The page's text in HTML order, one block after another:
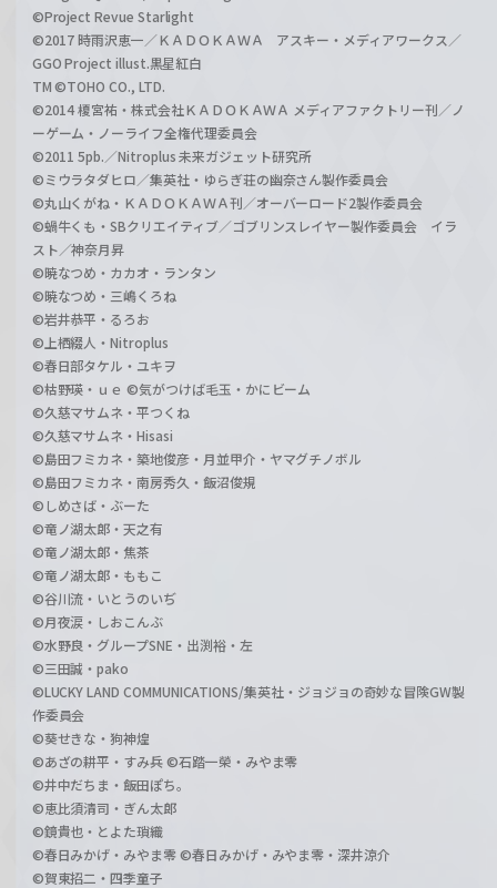
©Project Revue Starlight
©2017 時雨沢恵一／ＫＡＤＯＫＡＷＡ アスキー・メディアワークス／
GGO Project illust.黒星紅白
TM ©TOHO CO., LTD.
©2014 榎宮祐・株式会社ＫＡＤＯＫＡＷＡ メディアファクトリー刊／ノ
ーゲーム・ノーライフ全権代理委員会
©2011 5pb.／Nitroplus 未来ガジェット研究所
©ミウラタダヒロ／集英社・ゆらぎ荘の幽奈さん製作委員会
©丸山くがね・ＫＡＤＯＫＡＷＡ刊／オーバーロード2製作委員会
©蝸牛くも・SBクリエイティブ／ゴブリンスレイヤー製作委員会 イラ
スト／神奈月昇
©暁なつめ・カカオ・ランタン
©暁なつめ・三嶋くろね
©岩井恭平・るろお
©上栖綴人・Nitroplus
©春日部タケル・ユキヲ
©枯野瑛・ｕｅ ©気がつけば毛玉・かにビーム
©久慈マサムネ・平つくね
©久慈マサムネ・Hisasi
©島田フミカネ・築地俊彦・月並甲介・ヤマグチノボル
©島田フミカネ・南房秀久・飯沼俊規
©しめさば・ぶーた
©竜ノ湖太郎・天之有
©竜ノ湖太郎・焦茶
©竜ノ湖太郎・ももこ
©谷川流・いとうのいぢ
©月夜涙・しおこんぶ
©水野良・グループSNE・出渕裕・左
©三田誠・pako
©LUCKY LAND COMMUNICATIONS/集英社・ジョジョの奇妙な冒険GW製
作委員会
©葵せきな・狗神煌
©あざの耕平・すみ兵 ©石踏一榮・みやま零
©井中だちま・飯田ぽち。
©恵比須清司・ぎん太郎
©鏡貴也・とよた瑣織
©春日みかげ・みやま零 ©春日みかげ・みやま零・深井涼介
©賀東招二・四季童子